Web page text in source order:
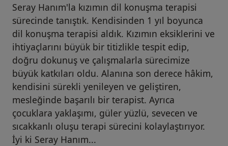
Seray Hanım'la kızımın dil konuşma terapisi
sürecinde tanıştık. Kendisinden 1 yıl boyunca
dil konuşma terapisi aldık. Kızımın eksiklerini ve
ihtiyaçlarını büyük bir titizlikle tespit edip,
doğru dokunuş ve çalışmalarla sürecimize
büyük katkıları oldu. Alanına son derece hâkim,
kendisini sürekli yenileyen ve geliştiren,
mesleğinde başarılı bir terapist. Ayrıca
çocuklara yaklaşımı, güler yüzlü, sevecen ve
sıcakkanlı oluşu terapi sürecini kolaylaştırıyor.
İyi ki Seray Hanım...